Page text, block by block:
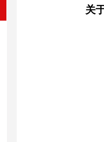
关